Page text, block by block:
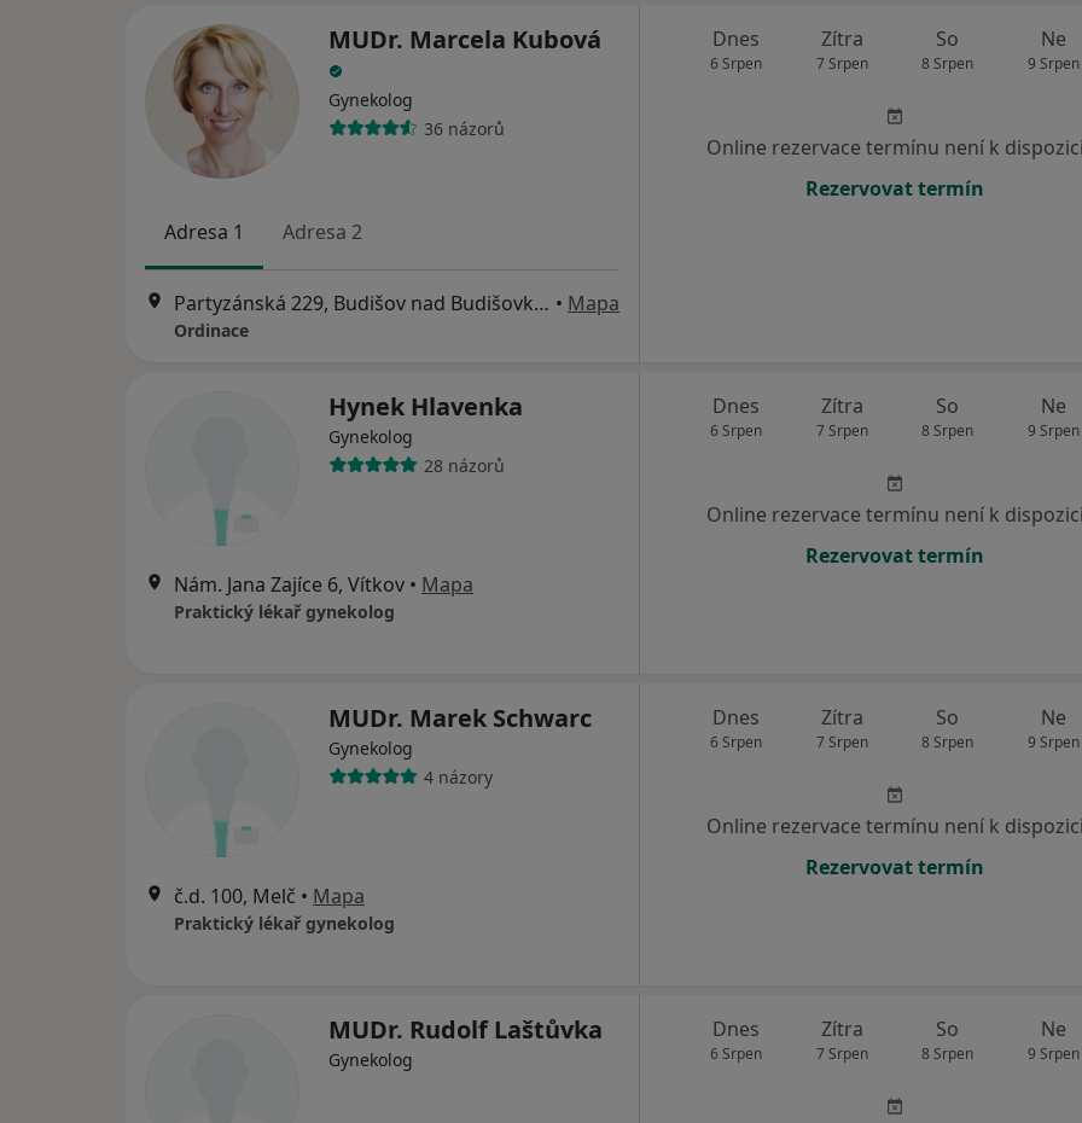
MUDr. Marcela Kubová
Gynekolog
36 názorů
Adresa 1 Adresa 2
Partyzánská 229, Budišov nad Budišovkou • Mapa
Ordinace
Dnes
6 Srpen
Zítra
7 Srpen
So
8 Srpen
Ne
9 Srpen
Online rezervace termínu není k dispozici
Rezervovat termín
Hynek Hlavenka
Gynekolog
28 názorů
Nám. Jana Zajíce 6, Vítkov • Mapa
Praktický lékař gynekolog
Dnes
6 Srpen
Zítra
7 Srpen
So
8 Srpen
Ne
9 Srpen
Online rezervace termínu není k dispozici
Rezervovat termín
MUDr. Marek Schwarc
Gynekolog
4 názory
č.d. 100, Melč • Mapa
Praktický lékař gynekolog
Dnes
6 Srpen
Zítra
7 Srpen
So
8 Srpen
Ne
9 Srpen
Online rezervace termínu není k dispozici
Rezervovat termín
MUDr. Rudolf Laštůvka
Gynekolog
Dnes
6 Srpen
Zítra
7 Srpen
So
8 Srpen
Ne
9 Srpen